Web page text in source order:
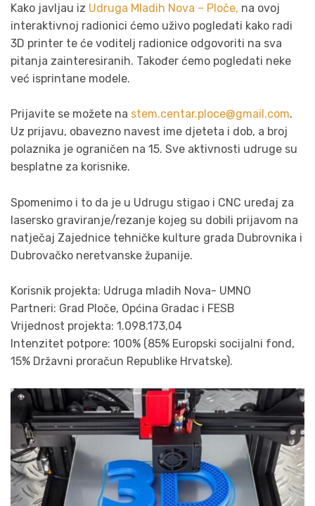
Kako javljau iz Udruga Mladih Nova – Ploče, na ovoj
interaktivnoj radionici ćemo uživo pogledati kako radi
3D printer te će voditelj radionice odgovoriti na sva
pitanja zainteresiranih. Također ćemo pogledati neke
već isprintane modele.
Prijavite se možete na stem.centar.ploce@gmail.com.
Uz prijavu, obavezno navest ime djeteta i dob, a broj
polaznika je ograničen na 15. Sve aktivnosti udruge su
besplatne za korisnike.
Spomenimo i to da je u Udrugu stigao i CNC uređaj za
lasersko graviranje/rezanje kojeg su dobili prijavom na
natječaj Zajednice tehničke kulture grada Dubrovnika i
Dubrovačko neretvanske županije.
Korisnik projekta: Udruga mladih Nova- UMNO
Partneri: Grad Ploče, Općina Gradac i FESB
Vrijednost projekta: 1.098.173,04
Intenzitet potpore: 100% (85% Europski socijalni fond,
15% Državni proračun Republike Hrvatske).